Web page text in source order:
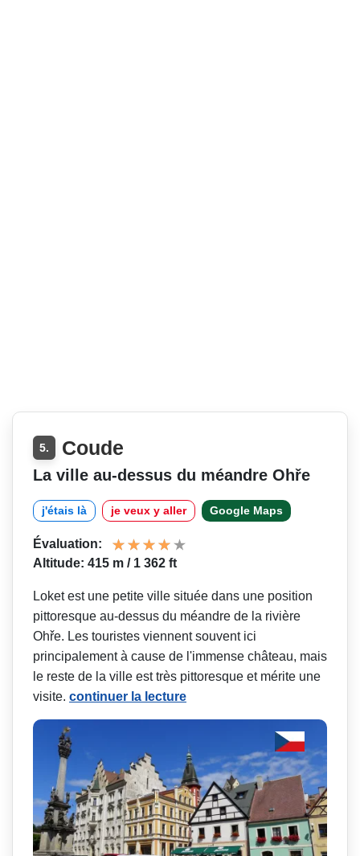
5. Coude
La ville au-dessus du méandre Ohře
j'étais là je veux y aller Google Maps
Évaluation:
Altitude: 415 m / 1 362 ft
Loket est une petite ville située dans une position
pittoresque au-dessus du méandre de la rivière
Ohře. Les touristes viennent souvent ici
principalement à cause de l'immense château, mais
le reste de la ville est très pittoresque et mérite une
visite. continuer la lecture